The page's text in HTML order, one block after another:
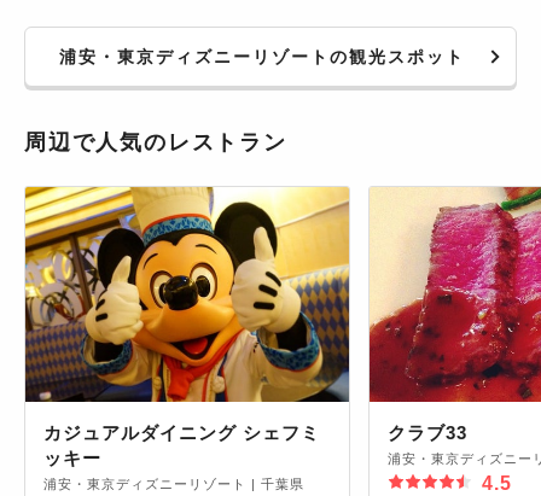
浦安・東京ディズニーリゾートの観光スポット
周辺で人気のレストラン
カジュアルダイニング シェフミ
ッキー
浦安・東京ディズニーリゾート | 千葉県
クラブ33
浦安・東京ディズニー
4.5